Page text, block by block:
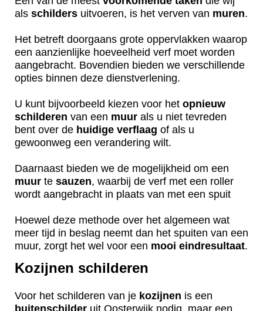
als schilders uitvoeren, is het verven van muren.
Het betreft doorgaans grote oppervlakken waarop
een aanzienlijke hoeveelheid verf moet worden
aangebracht. Bovendien bieden we verschillende
opties binnen deze dienstverlening.
U kunt bijvoorbeeld kiezen voor het opnieuw
schilderen van een muur als u niet tevreden
bent over de huidige verflaag of als u
gewoonweg een verandering wilt.
Daarnaast bieden we de mogelijkheid om een
muur te sauzen, waarbij de verf met een roller
wordt aangebracht in plaats van met een spuit
Hoewel deze methode over het algemeen wat
meer tijd in beslag neemt dan het spuiten van een
muur, zorgt het wel voor een mooi eindresultaat.
Kozijnen schilderen
Voor het schilderen van je kozijnen is een